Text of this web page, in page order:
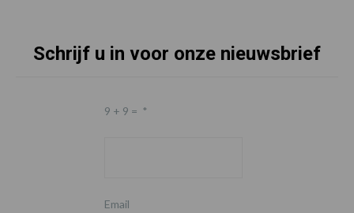
FooterSchrijf u in voor onze nieuwsbrief
9 + 9 = *
Email